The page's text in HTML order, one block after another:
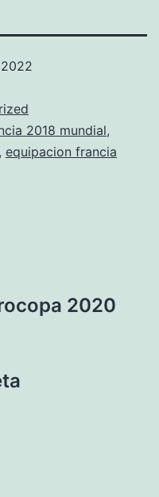
2018 mundial,
, equipacion francia
2020